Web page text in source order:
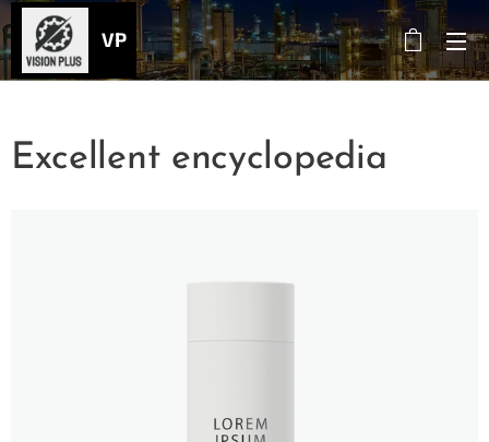
VP
Excellent encyclopedia